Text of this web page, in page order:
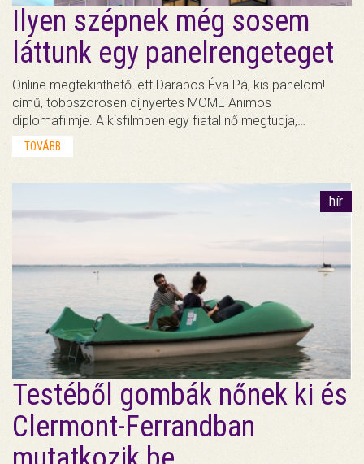
Ilyen szépnek még sosem
láttunk egy panelrengeteget
Online megtekinthető lett Darabos Éva Pá, kis panelom!
című, többszörösen díjnyertes MOME Animos
diplomafilmje. A kisfilmben egy fiatal nő megtudja,…
TOVÁBB
hír
Testéből gombák nőnek ki és
Clermont-Ferrandban